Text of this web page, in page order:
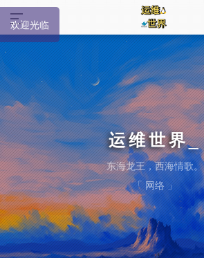
运维世界
东海龙王，西海情歌。
「 网络 」
欢迎光临